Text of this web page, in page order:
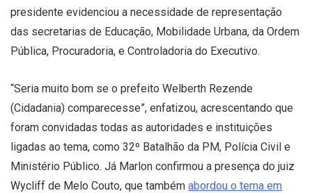
presidente evidenciou a necessidade de representação
das secretarias de Educação, Mobilidade Urbana, da Ordem
Pública, Procuradoria, e Controladoria do Executivo.
“Seria muito bom se o prefeito Welberth Rezende
(Cidadania) comparecesse”, enfatizou, acrescentando que
foram convidadas todas as autoridades e instituições
ligadas ao tema, como 32º Batalhão da PM, Polícia Civil e
Ministério Público. Já Marlon confirmou a presença do juiz
Wycliff de Melo Couto, que também abordou o tema em